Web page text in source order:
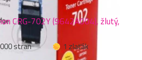
CRG-702Y (9642A004), žlutý,
stran
1 zlaťák